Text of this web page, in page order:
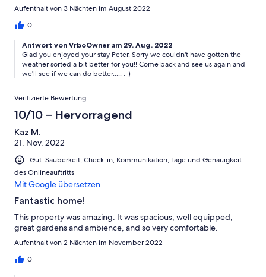
Aufenthalt von 3 Nächten im August 2022
0
Antwort von VrboOwner am 29. Aug. 2022
Glad you enjoyed your stay Peter. Sorry we couldn't have gotten the
weather sorted a bit better for you!! Come back and see us again and
we'll see if we can do better..... :-)
Verifizierte Bewertung
10/10 – Hervorragend
Kaz M.
21. Nov. 2022
Gut: Sauberkeit, Check-in, Kommunikation, Lage und Genauigkeit
des Onlineauftritts
Mit Google übersetzen
Fantastic home!
This property was amazing. It was spacious, well equipped,
great gardens and ambience, and so very comfortable.
Aufenthalt von 2 Nächten im November 2022
0